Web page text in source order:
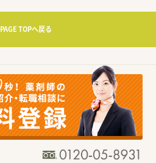
PAGE TOPへ戻る